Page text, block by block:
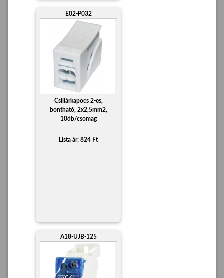
E02-P032
Csillárkapocs 2-es,
bontható, 2x2,5mm2,
10db/csomag
Lista ár: 824 Ft
A18-UJB-125